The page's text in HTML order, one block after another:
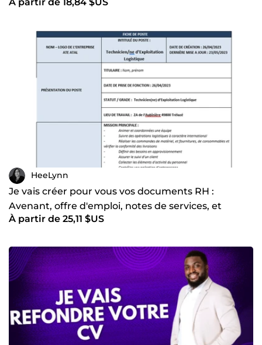
d'emploi
HeeLynn
Je vais créer pour vous vos documents RH :
Avenant, offre d'emploi, notes de services, et
d'autres
À partir de 25,11 $US